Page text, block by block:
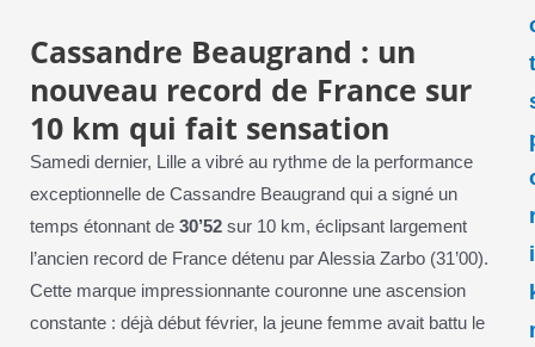
Cassandre Beaugrand : un
nouveau record de France sur
10 km qui fait sensation
Samedi dernier, Lille a vibré au rythme de la performance
exceptionnelle de Cassandre Beaugrand qui a signé un
temps étonnant de 30’52sur 10 km, éclipsant largement
l’ancien record de France détenu par Alessia Zarbo (31’00).
Cette marque impressionnante couronne une ascension
constante : déjà début février, la jeune femme avait battu le